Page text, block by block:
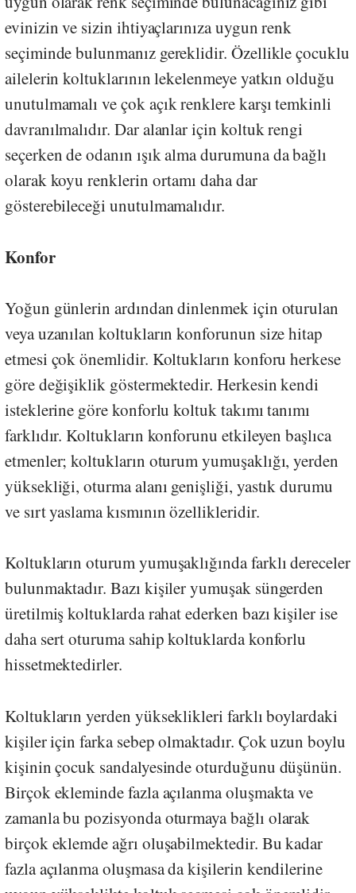
evinizin ve sizin ihtiyaçlarınıza uygun renk
seçiminde bulunmanız gereklidir. Özellikle çocuklu
ailelerin koltuklarının lekelenmeye yatkın olduğu
unutulmamalı ve çok açık renklere karşı temkinli
davranılmalıdır. Dar alanlar için koltuk rengi
seçerken de odanın ışık alma durumuna da bağlı
olarak koyu renklerin ortamı daha dar
gösterebileceği unutulmamalıdır.
Konfor
Yoğun günlerin ardından dinlenmek için oturulan
veya uzanılan koltukların konforunun size hitap
etmesi çok önemlidir. Koltukların konforu herkese
göre değişiklik göstermektedir. Herkesin kendi
isteklerine göre konforlu koltuk takımı tanımı
farklıdır. Koltukların konforunu etkileyen başlıca
etmenler; koltukların oturum yumuşaklığı, yerden
yüksekliği, oturma alanı genişliği, yastık durumu
ve sırt yaslama kısmının özellikleridir.
Koltukların oturum yumuşaklığında farklı dereceler
bulunmaktadır. Bazı kişiler yumuşak süngerden
üretilmiş koltuklarda rahat ederken bazı kişiler ise
daha sert oturuma sahip koltuklarda konforlu
hissetmektedirler.
Koltukların yerden yükseklikleri farklı boylardaki
kişiler için farka sebep olmaktadır. Çok uzun boylu
kişinin çocuk sandalyesinde oturduğunu düşünün.
Birçok ekleminde fazla açılanma oluşmakta ve
zamanla bu pozisyonda oturmaya bağlı olarak
birçok eklemde ağrı oluşabilmektedir. Bu kadar
fazla açılanma oluşmasa da kişilerin kendilerine